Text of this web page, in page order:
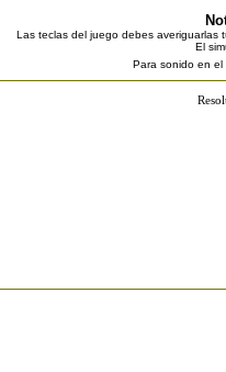
Las teclas del juego debes averiguarlas
El
Para sonido en el